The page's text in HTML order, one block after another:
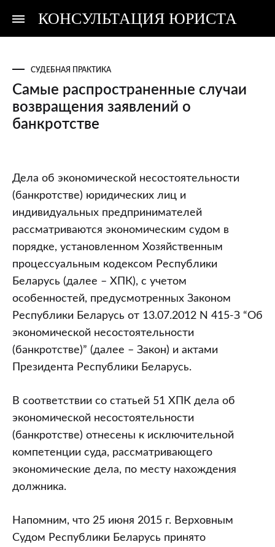
КОНСУЛЬТАЦИЯ ЮРИСТА
Консультация
Консультация
СУДЕБНАЯ ПРАКТИКА
Самые распространенные случаи
возвращения заявлений о
банкротстве
Самые
распространенные
случаи
возвращения
заявлений
о
банкротстве
Дела об экономической несостоятельности
(банкротстве) юридических лиц и
индивидуальных предпринимателей
рассматриваются экономическим судом в
порядке, установленном Хозяйственным
процессуальным кодексом Республики
Беларусь (далее – ХПК), с учетом
особенностей, предусмотренных Законом
Республики Беларусь от 13.07.2012 N 415-З “Об
экономической несостоятельности
(банкротстве)” (далее – Закон) и актами
Президента Республики Беларусь.
В соответствии со статьей 51 ХПК дела об
экономической несостоятельности
(банкротстве) отнесены к исключительной
компетенции суда, рассматривающего
экономические дела, по месту нахождения
должника.
Напомним, что 25 июня 2015 г. Верховным
Судом Республики Беларусь принято